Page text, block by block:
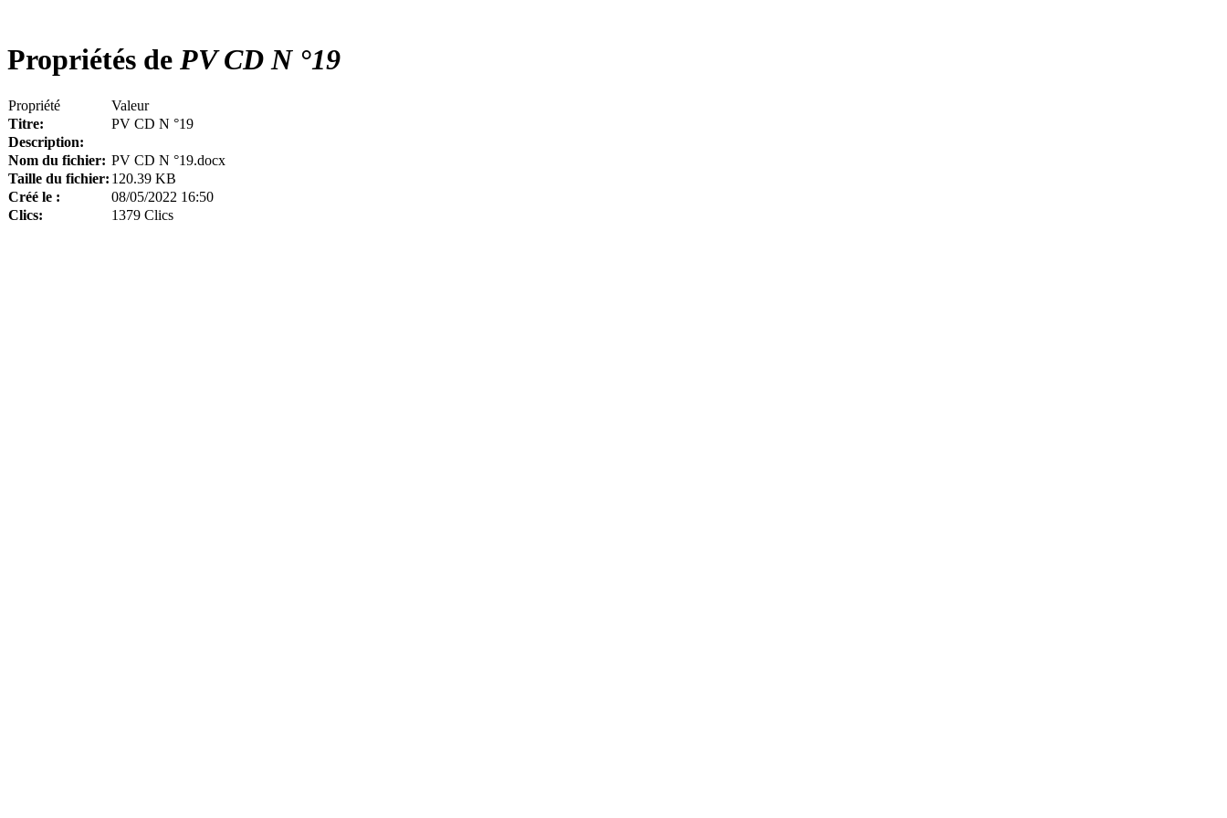
Propriétés de PV CD N °19
Propriété
Valeur
Titre:
PV CD N °19
Description:
Nom du fichier: PV CD N °19.docx
Taille du fichier: 120.39 KB
Créé le :
08/05/2022 16:50
Clics:
1379 Clics